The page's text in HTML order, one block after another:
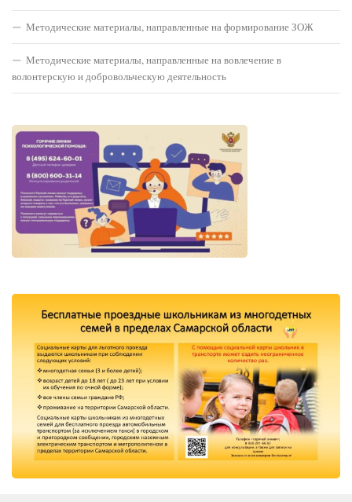
Методические материалы, направленные на формирование ЗОЖ
Методические материалы, направленные на вовлечение в
волонтерскую и добровольческую деятельность